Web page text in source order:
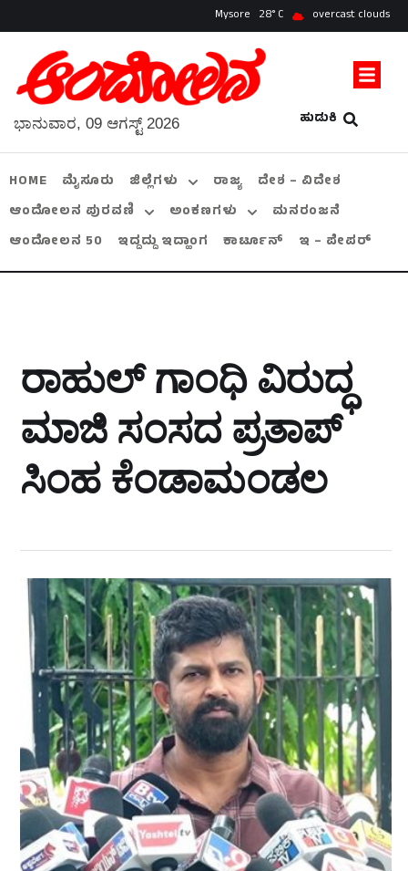
Mysore 28 overcast clouds
ಹುಡುಕಿ
ಭಾನುವಾರ, 09 ಆಗಸ್ಟ್ 2026
HOME ಮೈಸೂರು ಜಿಲ್ಲೆಗಳು ರಾಜ್ಯ
ದೇಶ – ವಿದೇಶ
ಆಂದೋಲನ ಪುರವಣಿ
ಅಂಕಣಗಳು
ಮನರಂಜನೆ
ಆಂದೋಲನ 50
ಇದ್ದದ್ದು ಇದ್ಹಾಂಗ ಕಾರ್ಟೂನ್ ಇ – ಪೇಪರ್
ರಾಹುಲ್‌ ಗಾಂಧಿ ವಿರುದ್ಧ
ಮಾಜಿ ಸಂಸದ ಪ್ರತಾಪ್‌
ಸಿಂಹ ಕೆಂಡಾಮಂಡಲ